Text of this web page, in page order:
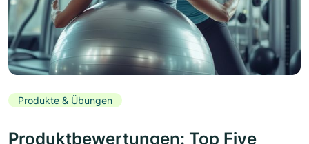
Produkte & Übungen
Produktbewertungen: Top Five